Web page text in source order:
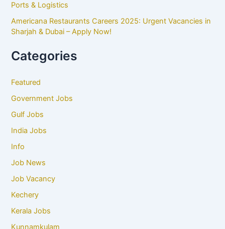
Ports & Logistics
Americana Restaurants Careers 2025: Urgent Vacancies in
Sharjah & Dubai – Apply Now!
Categories
Featured
Government Jobs
Gulf Jobs
India Jobs
Info
Job News
Job Vacancy
Kechery
Kerala Jobs
Kunnamkulam